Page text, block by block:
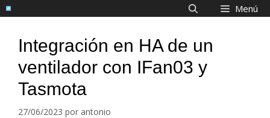
Saltar
al
Menú
Integración en HA de un
ventilador con IFan03 y
Tasmota
27/06/2023 por antonio